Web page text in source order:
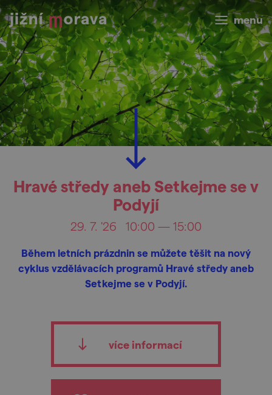
menu
Hravé středy aneb Setkejme se v
Podyjí
29. 7. '26 10:00 — 15:00
Během letních prázdnin se můžete těšit na nový
cyklus vzdělávacích programů Hravé středy aneb
Setkejme se v Podyjí.
více informací